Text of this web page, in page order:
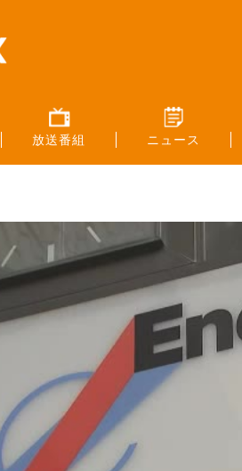
放送番組 ニュース